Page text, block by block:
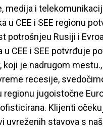
medija i
u CEE i SEE regionu
potrošnjeu Rusiji i
CEE i SEE potvrđuje
koji je nadrugom mestu.,
recesije,
jugoistočne
Klijenti
stavova s